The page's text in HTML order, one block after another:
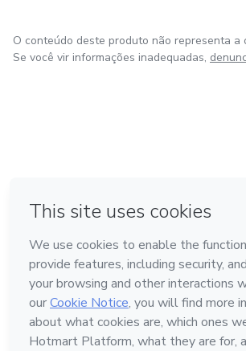
O conteúdo deste produto não representa a
Se você vir informações inadequadas,
Feito com ❤ em Bogotá
Conheça a Hotmart
Idioma